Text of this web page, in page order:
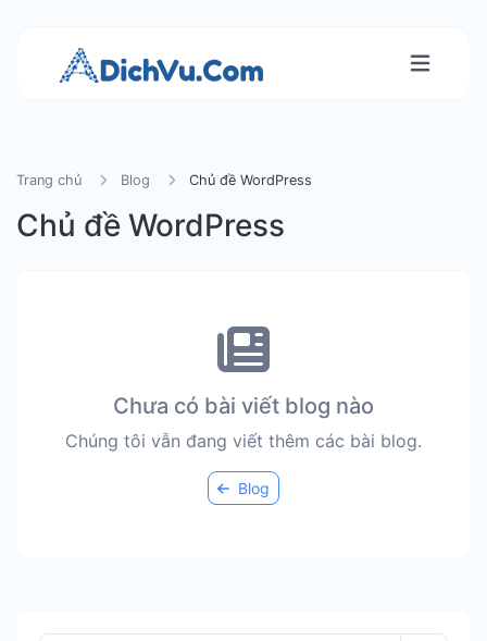
Trang chủ Blog Chủ đề WordPress
Chủ đề WordPress
Chưa có bài viết blog nào
Chúng tôi vẫn đang viết thêm các bài blog.
Blog